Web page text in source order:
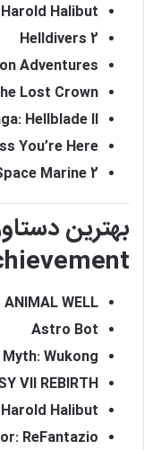
Harold Halibut
Helldivers 2
Adventures
Lost Crown
Hellblade II
You’re Here!
Marine 2
ANIMAL WELL
Astro Bot
Wukong
VII REBIRTH
Harold Halibut
ReFantazio